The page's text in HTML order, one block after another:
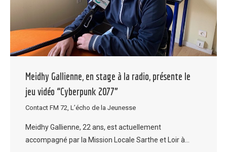
Meidhy Gallienne, en stage à la radio, présente le
jeu vidéo “Cyberpunk 2077”
Contact FM 72 L’écho de la Jeunesse
Meidhy Gallienne, 22 ans, est actuellement
accompagné par la Mission Locale Sarthe et Loir à…